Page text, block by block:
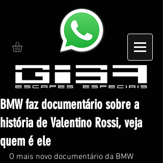
BMW faz documentário sobre a
história de Valentino Rossi, veja
quem é ele
O mais novo documentário da BMW